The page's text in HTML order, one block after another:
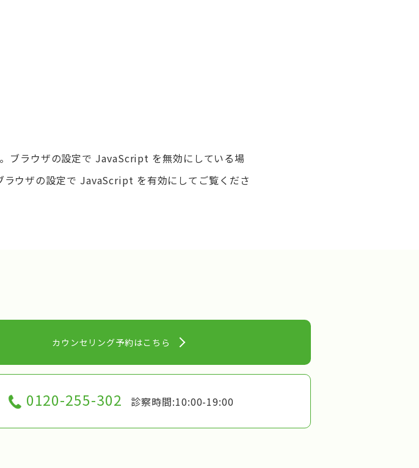
ブラウザの設定で JavaScript を無効にしている場
ウザの設定で JavaScript を有効にしてご覧くださ
カウンセリング予約はこちら
0120-255-302 診察時間:10:00-19:00